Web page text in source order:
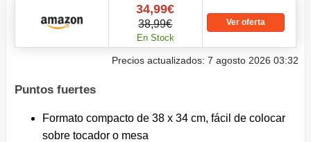
34,99€
38,99€
En Stock
Ver oferta
Precios actualizados: 7 agosto 2026 03:32
Puntos fuertes
Formato compacto de 38 x 34 cm, fácil de colocar
sobre tocador o mesa